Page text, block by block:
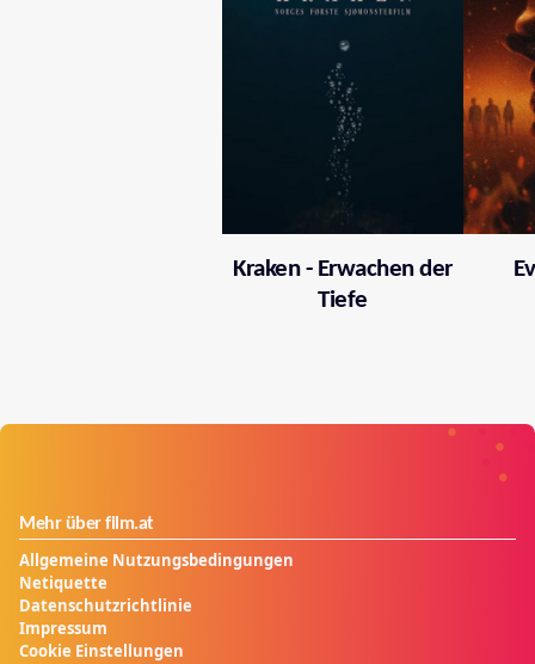
Kraken - Erwachen der
Tiefe
Mehr über film.at
Allgemeine Nutzungsbedingungen
Netiquette
Datenschutzrichtlinie
Impressum
Cookie Einstellungen